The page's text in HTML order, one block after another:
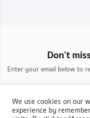
Don’t
Enter your email below to
We use cookies on our
experience by